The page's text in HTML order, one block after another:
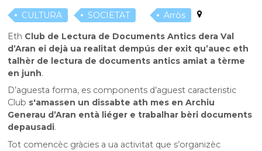
CULTURA SOCIETAT
Arròs
Eth Club de Lectura de Documents Antics dera Val
d’Aran ei dejà ua realitat dempús der exit qu’auec eth
talhèr de lectura de documents antics amiat a tèrme
en junh.
D’aguesta forma, es components d’aguest caracteristic
Club s'amassen un dissabte ath mes en Archiu
Generau d’Aran entà liéger e trabalhar bèri documents
depausadi.
Tot comencèc gràcies a ua activitat que s’organizèc